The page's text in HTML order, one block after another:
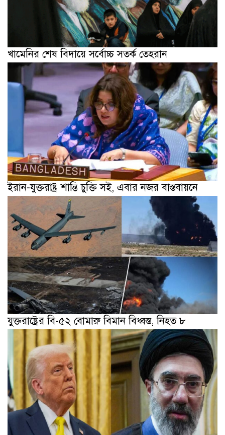
খামেনির শেষ বিদায়ে সর্বোচ্চ সতর্ক তেহরান
ইরান-যুক্তরাষ্ট্র শান্তি চুক্তি সই, এবার নজর বাস্তবায়নে
যুক্তরাষ্ট্রের বি-৫২ বোমারু বিমান বিধ্বস্ত, নিহত ৮